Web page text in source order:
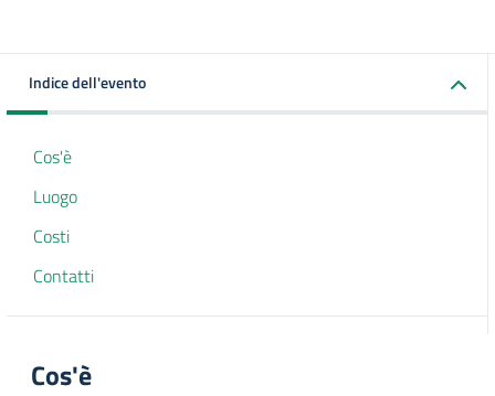
Indice dell'evento
Cos'è
Luogo
Costi
Contatti
Cos'è